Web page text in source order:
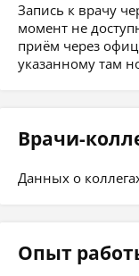
Запись к врачу
момент не
приём через
указанному там
Врачи-
Данных о
Опыт